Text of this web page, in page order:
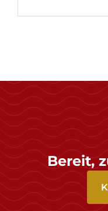
Bereit,